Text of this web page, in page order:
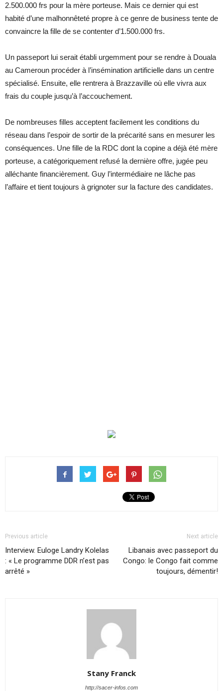
2.500.000 frs pour la mère porteuse. Mais ce dernier qui est
habité d’une malhonnêteté propre à ce genre de business tente de
convaincre la fille de se contenter d’1.500.000 frs.
Un passeport lui serait établi urgemment pour se rendre à Douala
au Cameroun procéder à l’insémination artificielle dans un centre
spécialisé. Ensuite, elle rentrera à Brazzaville où elle vivra aux
frais du couple jusqu’à l’accouchement.
De nombreuses filles acceptent facilement les conditions du
réseau dans l’espoir de sortir de la précarité sans en mesurer les
conséquences. Une fille de la RDC dont la copine a déjà été mère
porteuse, a catégoriquement refusé la dernière offre, jugée peu
alléchante financièrement. Guy l’intermédiaire ne lâche pas
l’affaire et tient toujours à grignoter sur la facture des candidates.
Previous article
Interview. Euloge Landry Kolelas
: « Le programme DDR n’est pas
arrêté »
Next article
Libanais avec passeport du
Congo: le Congo fait comme
toujours, démentir!
Stany Franck
http://sacer-infos.com